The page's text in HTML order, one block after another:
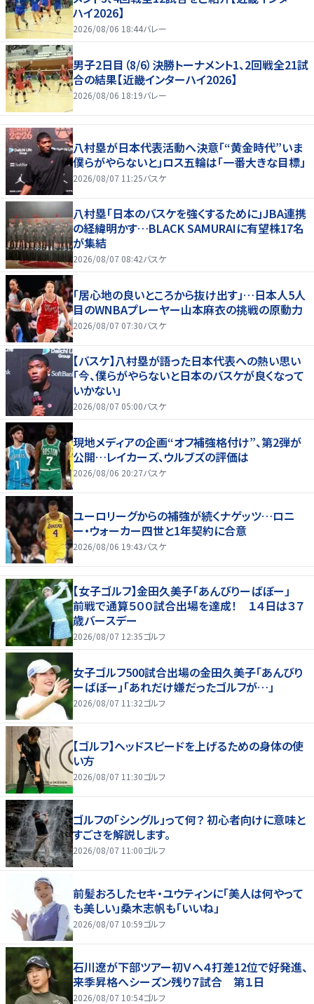
ハイ2026】
2026/08/06 18:44バレー
男子2日目（8/6）決勝トーナメント1、2回戦全21試
合の結果【近畿インターハイ2026】
2026/08/06 18:19バレー
八村塁が日本代表活動へ決意「“黄金時代”いま
僕らがやらないと」ロス五輪は「一番大きな目標」
2026/08/07 11:25バスケ
八村塁「日本のバスケを強くするために」JBA連携
の経緯明かす…BLACK SAMURAIに有望株17名
が集結
2026/08/07 08:42バスケ
「居心地の良いところから抜け出す」…日本人5人
目のWNBAプレーヤー山本麻衣の挑戦の原動力
2026/08/07 07:30バスケ
【バスケ】八村塁が語った日本代表への熱い思い
「今、僕らがやらないと日本のバスケが良くなって
いかない」
2026/08/07 05:00バスケ
現地メディアの企画“オフ補強格付け”、第2弾が
公開…レイカーズ、ウルブズの評価は
2026/08/06 20:27バスケ
ユーロリーグからの補強が続くナゲッツ…ロニ
ー・ウォーカー四世と1年契約に合意
2026/08/06 19:43バスケ
【女子ゴルフ】金田久美子「あんびりーばぼー」
前戦で通算５００試合出場を達成！ １４日は３７
歳バースデー
2026/08/07 12:35ゴルフ
女子ゴルフ500試合出場の金田久美子「あんびり
ーばぼー」「あれだけ嫌だったゴルフが…」
2026/08/07 11:32ゴルフ
【ゴルフ】ヘッドスピードを上げるための身体の使
い方
2026/08/07 11:30ゴルフ
ゴルフの「シングル」って何？ 初心者向けに意味と
すごさを解説します。
2026/08/07 11:00ゴルフ
前髪おろしたセキ・ユウティンに「美人は何やって
も美しい」桑木志帆も「いいね」
2026/08/07 10:59ゴルフ
石川遼が下部ツアー初Ｖへ４打差12位で好発進、
来季昇格へシーズン残り７試合 第１日
2026/08/07 10:54ゴルフ